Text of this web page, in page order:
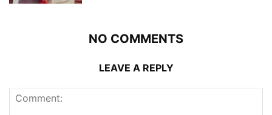
NO COMMENTS
LEAVE A REPLY